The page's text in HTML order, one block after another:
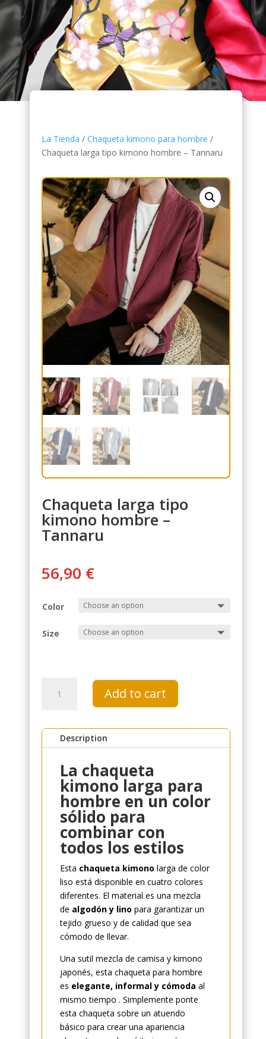
La Tienda / Chaqueta kimono para hombre /
Chaqueta larga tipo kimono hombre – Tannaru
Chaqueta larga tipo
kimono hombre –
Tannaru
56,90 €
Color
Size
larga
hombre
Tannaru
quantity
Add to cart
Description
La chaqueta
kimono larga para
hombre en un color
sólido para
combinar con
todos los estilos
Esta chaqueta kimono larga de color
liso está disponible en cuatro colores
diferentes. El material es una mezcla
de algodón y lino para garantizar un
tejido grueso y de calidad que sea
cómodo de llevar.
Una sutil mezcla de camisa y kimono
japonés, esta chaqueta para hombre
es elegante, informal y cómoda al
mismo tiempo . Simplemente ponte
esta chaqueta sobre un atuendo
básico para crear una apariencia